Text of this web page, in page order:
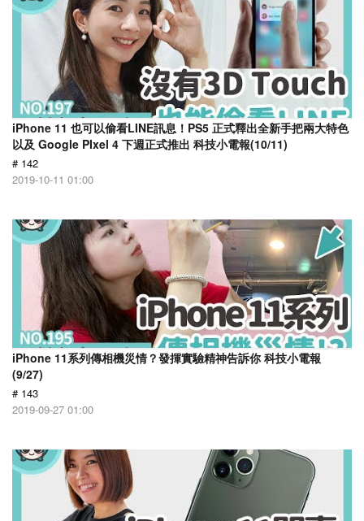
iPhone 11 也可以偷看LINE訊息！PS5 正式釋出全新手把兩大特色
以及 Google PIxel 4 下週正式推出 科技小電報(10/11)
# 142
2019-10-11 01:00
iPhone 11系列傳相機災情？發揮實驗精神告訴你 科技小電報
(9/27)
# 143
2019-09-27 01:00